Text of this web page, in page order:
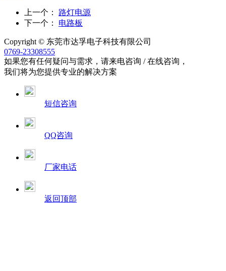
上一个： 路灯电源
下一个： 电路板
Copyright © 东莞市达孚电子科技有限公司
0769-23308555
如果您有任何疑问与需求，请来电咨询 / 在线咨询，
我们将为您提供专业的解决方案
短信咨询
QQ咨询
厂家电话
返回顶部